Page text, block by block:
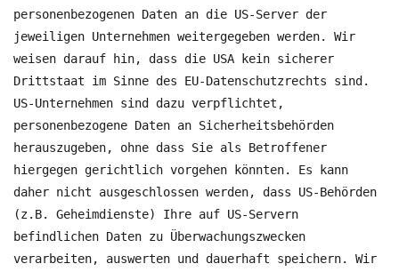
personenbezogenen Daten an die US-Server der
jeweiligen Unternehmen weitergegeben werden. Wir
weisen darauf hin, dass die USA kein sicherer
Drittstaat im Sinne des EU-Datenschutzrechts sind.
US-Unternehmen sind dazu verpflichtet,
personenbezogene Daten an Sicherheitsbehörden
herauszugeben, ohne dass Sie als Betroffener
hiergegen gerichtlich vorgehen könnten. Es kann
daher nicht ausgeschlossen werden, dass US-Behörden
(z.B. Geheimdienste) Ihre auf US-Servern
befindlichen Daten zu Überwachungszwecken
verarbeiten, auswerten und dauerhaft speichern. Wir